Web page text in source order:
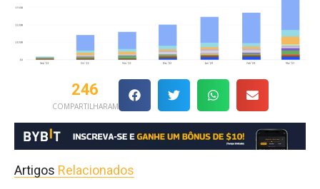
COMPARTILHARAM
246
Artigos Relacionados